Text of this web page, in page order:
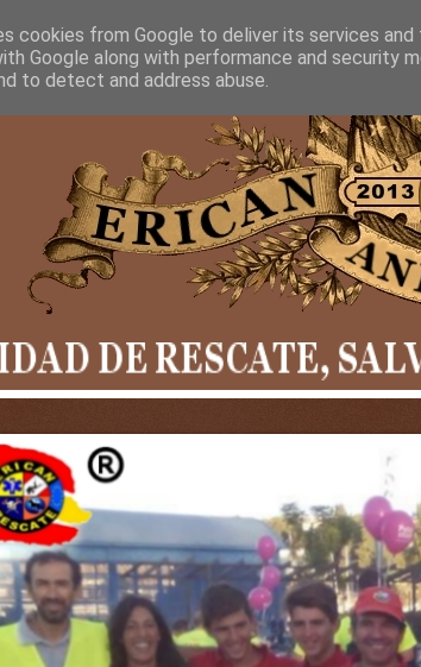
cookies from Google to deliver its services
Google along with performance and security
to detect and address abuse.